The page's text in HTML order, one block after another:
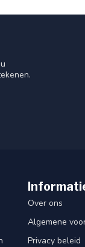
Over ons
Algemene
Privacy beleid